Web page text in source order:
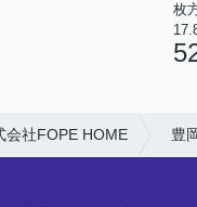
枚
会社FOPE HOME 豊